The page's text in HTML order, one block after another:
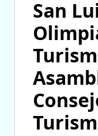
San